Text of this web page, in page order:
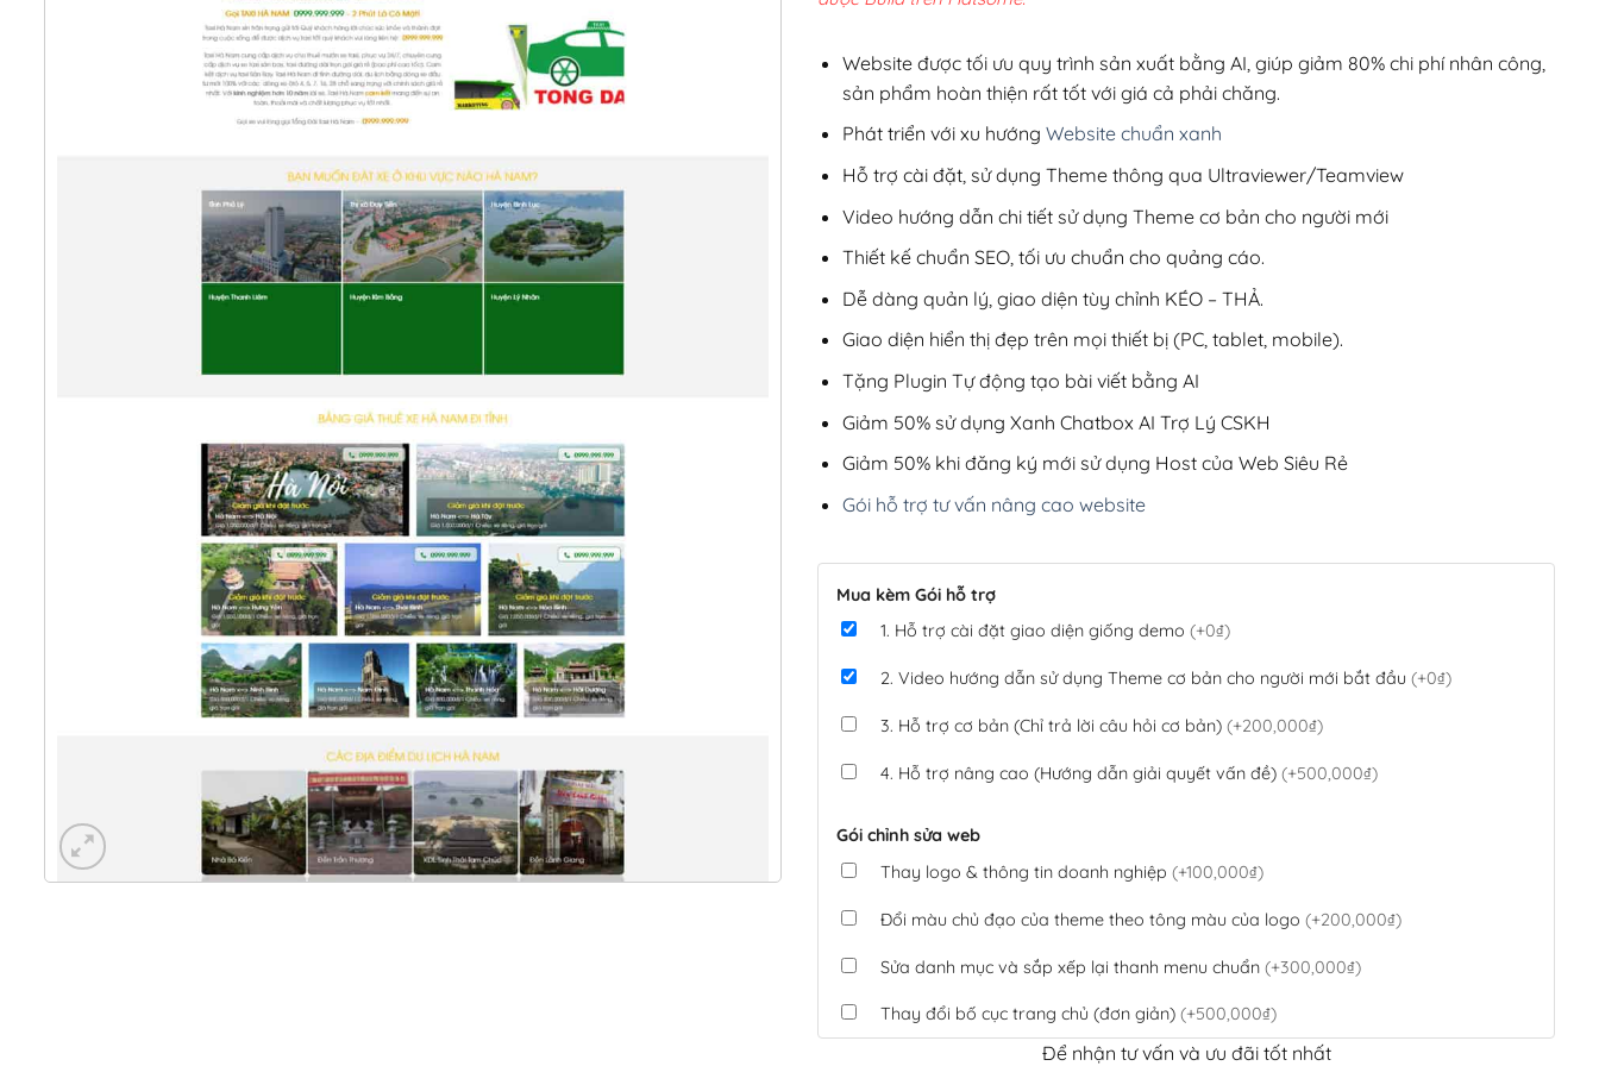
200,000₫.
Website được tối ưu quy trình sản xuất bằng AI, giúp giảm 80% chi phí nhân công,
sản phẩm hoàn thiện rất tốt với giá cả phải chăng.
Phát triển với xu hướng Website chuẩn xanh
Hỗ trợ cài đặt, sử dụng Theme thông qua Ultraviewer/Teamview
Video hướng dẫn chi tiết sử dụng Theme cơ bản cho người mới
Thiết kế chuẩn SEO, tối ưu chuẩn cho quảng cáo.
Dễ dàng quản lý, giao diện tùy chỉnh KÉO – THẢ.
Giao diện hiển thị đẹp trên mọi thiết bị (PC, tablet, mobile).
Tặng Plugin Tự động tạo bài viết bằng AI
Giảm 50% sử dụng Xanh Chatbox AI Trợ Lý CSKH
Giảm 50% khi đăng ký mới sử dụng Host của Web Siêu Rẻ
Gói hỗ trợ tư vấn nâng cao website
Mua kèm Gói hỗ trợ
1. Hỗ trợ cài đặt giao diện giống demo (+0₫)
2. Video hướng dẫn sử dụng Theme cơ bản cho người mới bắt đầu (+0₫)
3. Hỗ trợ cơ bản (Chỉ trả lời câu hỏi cơ bản) (+200,000₫)
4. Hỗ trợ nâng cao (Hướng dẫn giải quyết vấn đề) (+500,000₫)
Gói chỉnh sửa web
Thay logo & thông tin doanh nghiệp (+100,000₫)
Đổi màu chủ đạo của theme theo tông màu của logo (+200,000₫)
Sửa danh mục và sắp xếp lại thanh menu chuẩn (+300,000₫)
Thay đổi bố cục trang chủ (đơn giản) (+500,000₫)
Tích hợp thanh toán QR Code ngân hàng(+100,000₫)
Để nhận tư vấn và ưu đãi tốt nhất